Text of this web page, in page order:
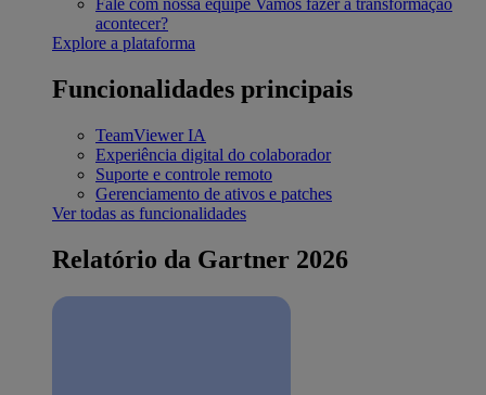
Fale com nossa equipe Vamos fazer a transformação
acontecer?
Explore a plataforma
Funcionalidades principais
TeamViewer IA
Experiência digital do colaborador
Suporte e controle remoto
Gerenciamento de ativos e patches
Ver todas as funcionalidades
Relatório da Gartner 2026